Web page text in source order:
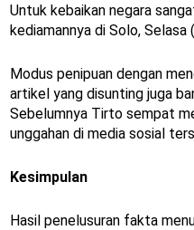
Untuk kebaikan negara
kediamannya di Solo, Selasa
Modus penipuan dengan
artikel yang disunting juga
Sebelumnya Tirto sempat
unggahan di media sosial
Kesimpulan
Hasil penelusuran fakta